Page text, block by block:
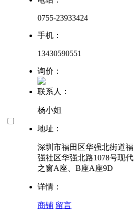
0755-23933424
手机：
13430590551
询价：
联系人：
杨小姐
地址：
深圳市福田区华强北街道福
强社区华强北路1078号现代
之窗A座、B座A座9D
详情：
商铺 留言